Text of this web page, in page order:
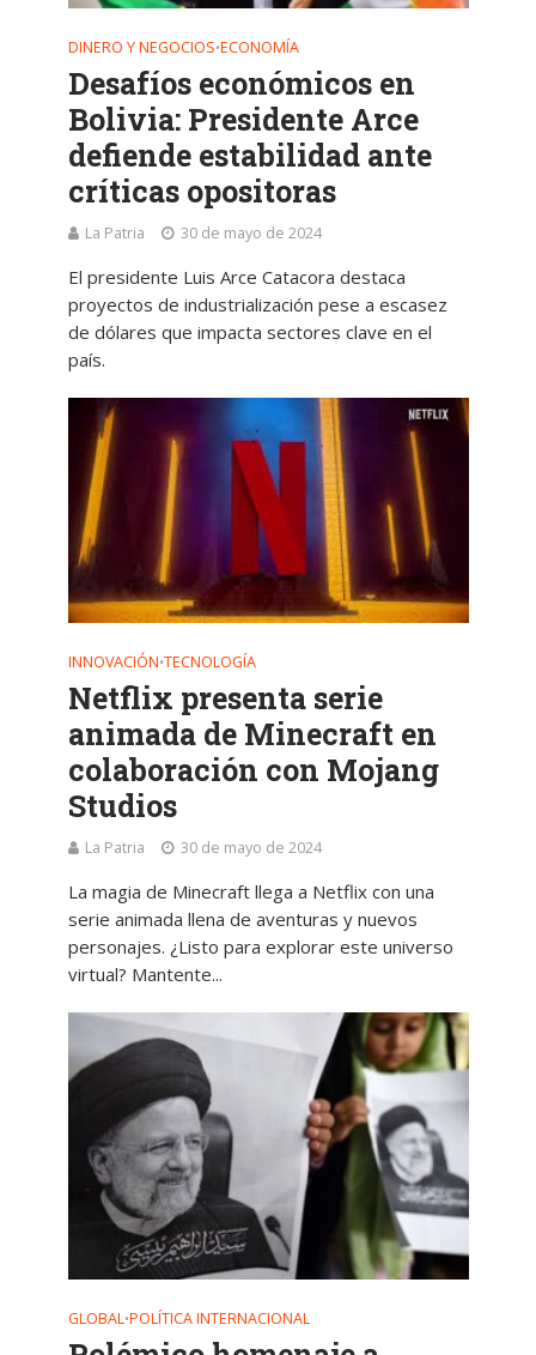
DINERO Y NEGOCIOS•ECONOMÍA
Desafíos económicos en
Bolivia: Presidente Arce
defiende estabilidad ante
críticas opositoras
La Patria 30 de mayo de 2024
El presidente Luis Arce Catacora destaca
proyectos de industrialización pese a escasez
de dólares que impacta sectores clave en el
país.
INNOVACIÓN•TECNOLOGÍA
Netflix presenta serie
animada de Minecraft en
colaboración con Mojang
Studios
La Patria 30 de mayo de 2024
La magia de Minecraft llega a Netflix con una
serie animada llena de aventuras y nuevos
personajes. ¿Listo para explorar este universo
virtual? Mantente...
GLOBAL•POLÍTICA INTERNACIONAL